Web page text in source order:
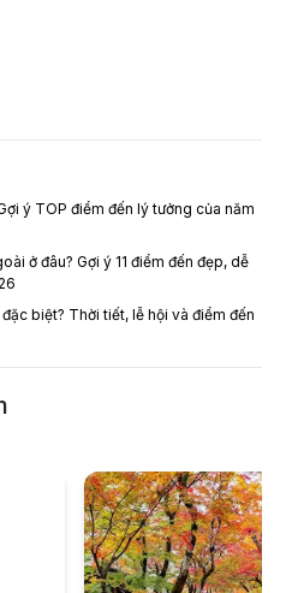
ý TOP điểm đến lý tưởng của năm
ở đâu? Gợi ý 11 điểm đến đẹp, dễ
biệt? Thời tiết, lễ hội và điểm đến